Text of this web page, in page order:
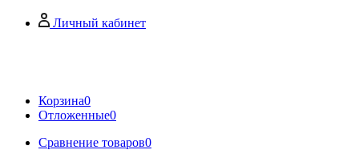
Личный кабинет
Корзина0
Отложенные0
Сравнение товаров0